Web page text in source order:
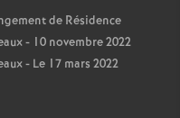
n
s
de Résidence
- 10 novembre 2022
- Le 17 mars 2022